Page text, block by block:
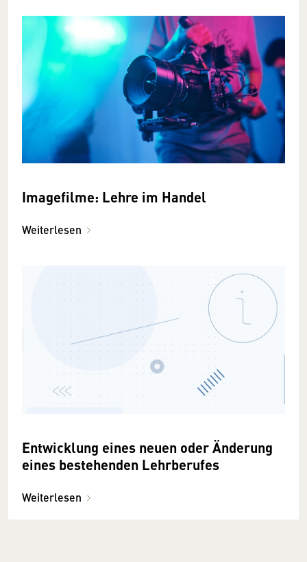
Imagefilme: Lehre im Handel
Weiterlesen
Entwicklung eines neuen oder Änderung
eines bestehenden Lehrberufes
Weiterlesen